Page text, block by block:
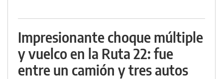
Impresionante choque múltiple
y vuelco en la Ruta 22: fue
entre un camión y tres autos